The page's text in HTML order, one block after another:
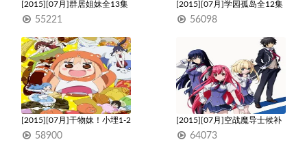
[2015][07月]群居姐妹全13集
55221
[2015][07月]学园孤岛全12集
56098
[2015][07月]干物妹！小埋1-2
全24集58900
[2015][07月]空战魔导士候补
生的教官全12集
64073